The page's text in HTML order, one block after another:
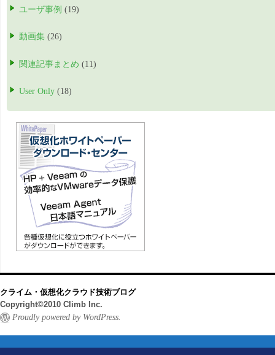
ユーザ事例 (19)
動画集 (26)
関連記事まとめ (11)
User Only (18)
クライム・仮想化クラウド技術ブログ
Copyright©2010 Climb Inc.
Proudly powered by WordPress.